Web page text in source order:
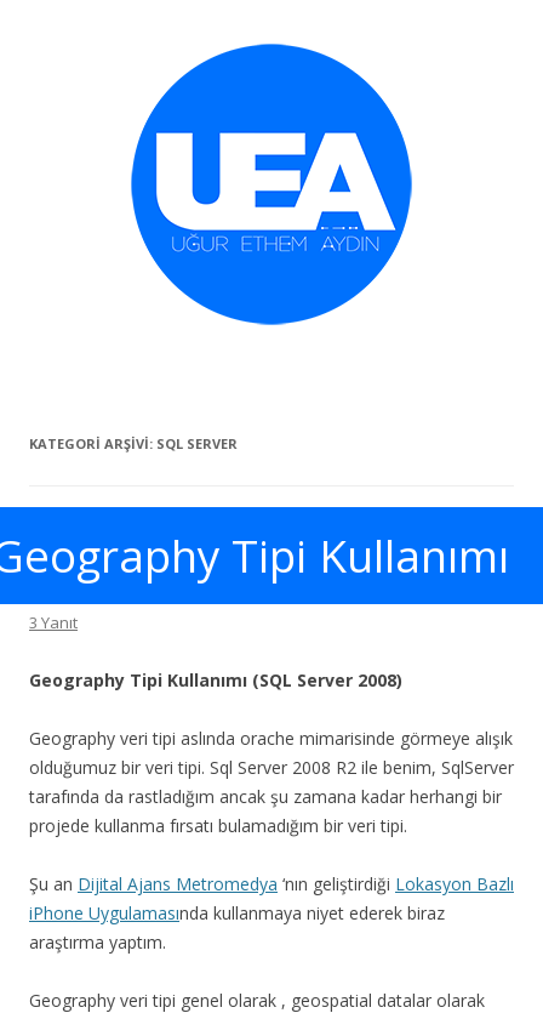
KATEGORI ARŞIVI: SQL SERVER
Tipi Kullanımı
3 Yanıt
Geography Tipi Kullanımı (SQL Server 2008)
Geography veri tipi aslında orache mimarisinde görmeye alışık
olduğumuz bir veri tipi. Sql Server 2008 R2 ile benim, SqlServer
tarafında da rastladığım ancak şu zamana kadar herhangi bir
projede kullanma fırsatı bulamadığım bir veri tipi.
Şu an Dijital Ajans Metromedya ‘nın geliştirdiği Lokasyon Bazlı
iPhone Uygulamasında kullanmaya niyet ederek biraz
araştırma yaptım.
Geography veri tipi genel olarak , geospatial datalar olarak